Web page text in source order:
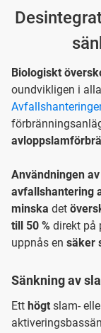
Biologiskt
oundvikligen i
Användningen
avfallshantering
minska det
till 50 % direkt på
uppnås en säker
Sänkning av
Ett högt slam-